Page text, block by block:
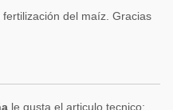
del maíz. Gracias
le gusta el articulo tecnico: